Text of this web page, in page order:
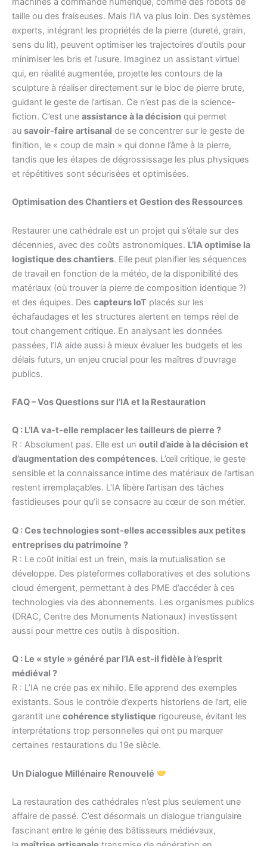
taille ou des fraiseuses. Mais l’IA va plus loin. Des systèmes
experts, intégrant les propriétés de la pierre (dureté, grain,
sens du lit), peuvent optimiser les trajectoires d’outils pour
minimiser les bris et l’usure. Imaginez un assistant virtuel
qui, en réalité augmentée, projette les contours de la
sculpture à réaliser directement sur le bloc de pierre brute,
guidant le geste de l’artisan. Ce n’est pas de la science-
fiction. C’est une assistance à la décision qui permet
au savoir-faire artisanal de se concentrer sur le geste de
finition, le « coup de main » qui donne l’âme à la pierre,
tandis que les étapes de dégrossissage les plus physiques
et répétitives sont sécurisées et optimisées.
Optimisation des Chantiers et Gestion des Ressources
Restaurer une cathédrale est un projet qui s’étale sur des
décennies, avec des coûts astronomiques. L’IA optimise la
logistique des chantiers. Elle peut planifier les séquences
de travail en fonction de la météo, de la disponibilité des
matériaux (où trouver la pierre de composition identique ?)
et des équipes. Des capteurs IoT placés sur les
échafaudages et les structures alertent en temps réel de
tout changement critique. En analysant les données
passées, l’IA aide aussi à mieux évaluer les budgets et les
délais futurs, un enjeu crucial pour les maîtres d’ouvrage
publics.
FAQ – Vos Questions sur l’IA et la Restauration
Q : L’IA va-t-elle remplacer les tailleurs de pierre ?
R : Absolument pas. Elle est un outil d’aide à la décision et
d’augmentation des compétences. L’œil critique, le geste
sensible et la connaissance intime des matériaux de l’artisan
restent irremplaçables. L’IA libère l’artisan des tâches
fastidieuses pour qu’il se consacre au cœur de son métier.
Q : Ces technologies sont-elles accessibles aux petites
entreprises du patrimoine ?
R : Le coût initial est un frein, mais la mutualisation se
développe. Des plateformes collaboratives et des solutions
cloud émergent, permettant à des PME d’accéder à ces
technologies via des abonnements. Les organismes publics
(DRAC, Centre des Monuments Nationaux) investissent
aussi pour mettre ces outils à disposition.
Q : Le « style » généré par l’IA est-il fidèle à l’esprit
médiéval ?
R : L’IA ne crée pas ex nihilo. Elle apprend des exemples
existants. Sous le contrôle d’experts historiens de l’art, elle
garantit une cohérence stylistique rigoureuse, évitant les
interprétations trop personnelles qui ont pu marquer
certaines restaurations du 19e siècle.
Un Dialogue Millénaire Renouvelé
La restauration des cathédrales n’est plus seulement une
affaire de passé. C’est désormais un dialogue triangulaire
fascinant entre le génie des bâtisseurs médiévaux,